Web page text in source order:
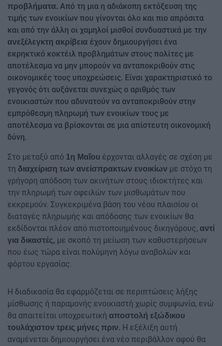
προβλήματα. Από τη μια η αδιάκοπη εκτόξευση της
τιμής των ενοικίων που γίνονται όλο και πιο απρόσιτα
και από την άλλη οι χαμηλοί μισθοί συνδυαστικά με την
ανεξέλεγκτη ακρίβεια έχουν δημιουργήσει ένα
εκρηκτικό κοκτέιλ προβλημάτων στους πολίτες με
αποτέλεσμα να μην μπορούν να ανταποκριθούν στις
οικονομικές τους υποχρεώσεις. Είναι χαρακτηριστικό το
γεγονός ότι αυξάνεται συνεχώς ο αριθμός των
ενοικιαστών που αδυνατούν να ανταποκριθούν στην
εμπρόθεσμη πληρωμή των ενοικίων τους με
αποτέλεσμα να βρίσκονται σε μια απίστευτη οικονομική
δύνη.
Στο μεταξύ από 1η Μαΐου έρχονται αλλαγές σε σχέση με
τη διαχείριση των ανείσπρακτων ενοικίων με στόχο τη
γρήγορη απόδοση των ακινήτων στους ιδιοκτήτες και
την πληρωμή των οφειλών των μισθωμάτων που
εκκρεμούν. Συγκεκριμένα βάση του νέου πλαισίου οι
διαταγές πληρωμής και απόδοσης των ενοικίων θα
εκδίδονται πλέον από πιστοποιημένους δικηγόρους, αντί
για δικαστές, με σκοπό τη μείωση των καθυστερήσεων
που έως τώρα είναι πολύμηνη λόγω αναβολών και
φόρτου εργασίας.
Η διαδικασία θα εφαρμόζεται σε περιπτώσεις λήξης
μίσθωσης ή παραμονής ενοικιαστή χωρίς συμφωνία, ενώ
θα απαιτείται υποχρεωτική αποστολή εξώδικου
τουλάχιστον τρεις μήνες πριν. Η εξέλιξη αυτή
αναμένεται δημιουργήσει ένα νέο περιβάλλον αφού θα